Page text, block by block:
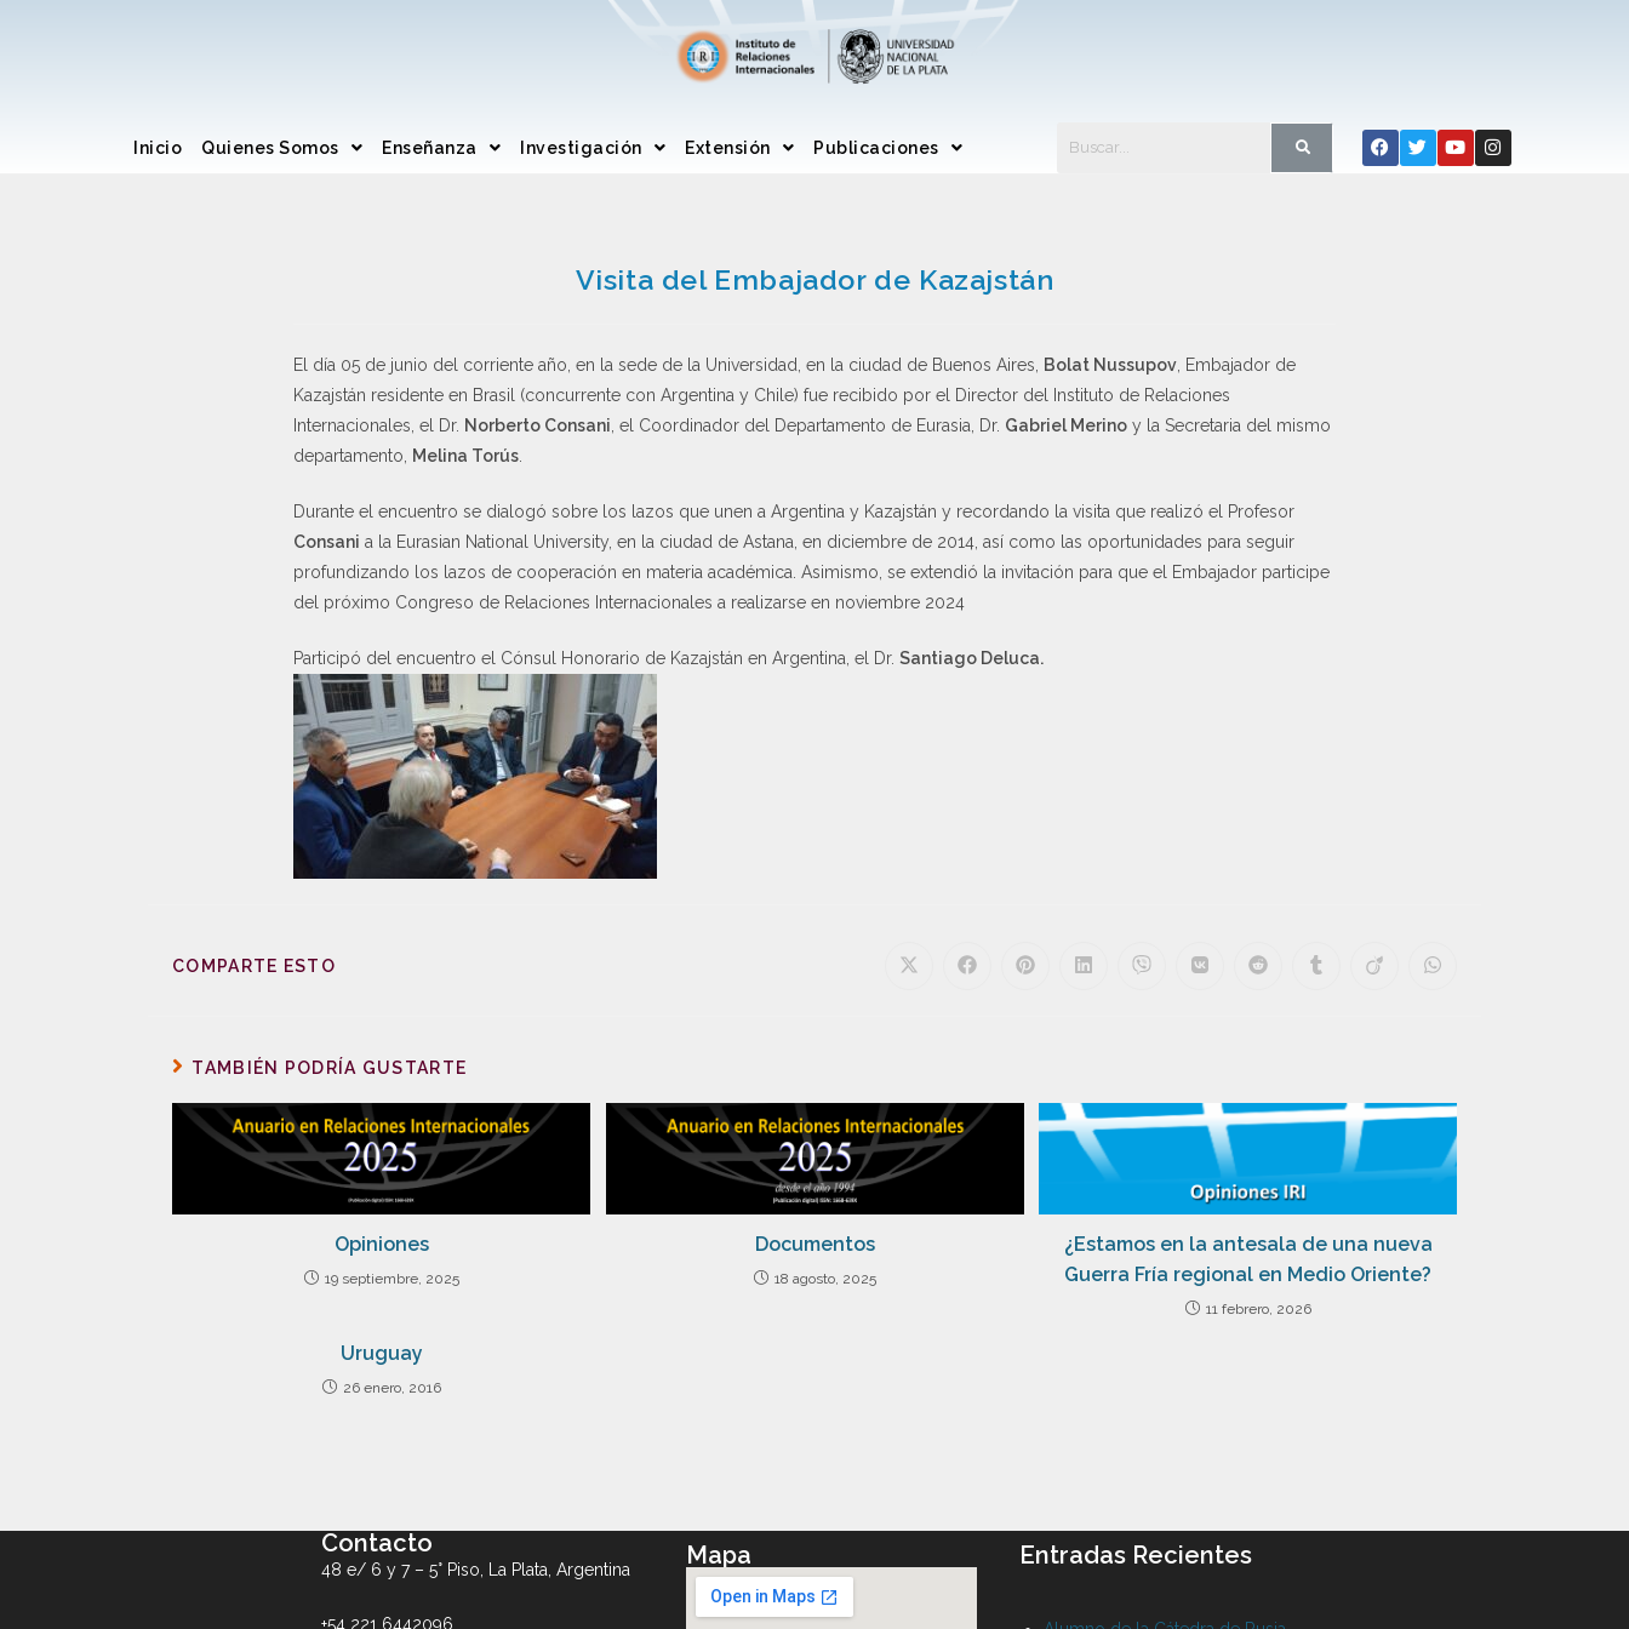
Inicio Quienes Somos Enseñanza Investigación Extensión Publicaciones
Visita del Embajador de Kazajstán
El día 05 de junio del corriente año, en la sede de la Universidad, en la ciudad de Buenos Aires, Bolat Nussupov , Embajador de
Kazajstán residente en Brasil (concurrente con Argentina y Chile) fue recibido por el Director del Instituto de Relaciones
Internacionales, el Dr. Norberto Consani , el Coordinador del Departamento de Eurasia, Dr. Gabriel Merino y la Secretaria del mismo
departamento,
Melina Torús
Durante el encuentro se dialogó sobre los lazos que unen a Argentina y Kazajstán y recordando la visita que realizó el Profesor
Consani a la Eurasian National University, en la ciudad de Astana, en diciembre de 2014, así como las oportunidades para seguir
profundizando los lazos de cooperación en materia académica. Asimismo, se extendió la invitación para que el Embajador participe
del próximo Congreso de Relaciones Internacionales a realizarse en noviembre 2024
Participó del encuentro el Cónsul Honorario de Kazajstán en Argentina, el Dr. Santiago Deluca.
COMPARTE ESTO
TAMBIÉN PODRÍA GUSTARTE
Opiniones
19 septiembre, 2025
Documentos
18 agosto, 2025
¿Estamos en la antesala de una nueva
Guerra Fría regional en Medio Oriente?
11 febrero, 2026
Uruguay
26 enero, 2016
Contacto
48 e/ 6 y 7 – 5° Piso, La Plata, Argentina
+54 221 6442096
Mapa Entradas Recientes